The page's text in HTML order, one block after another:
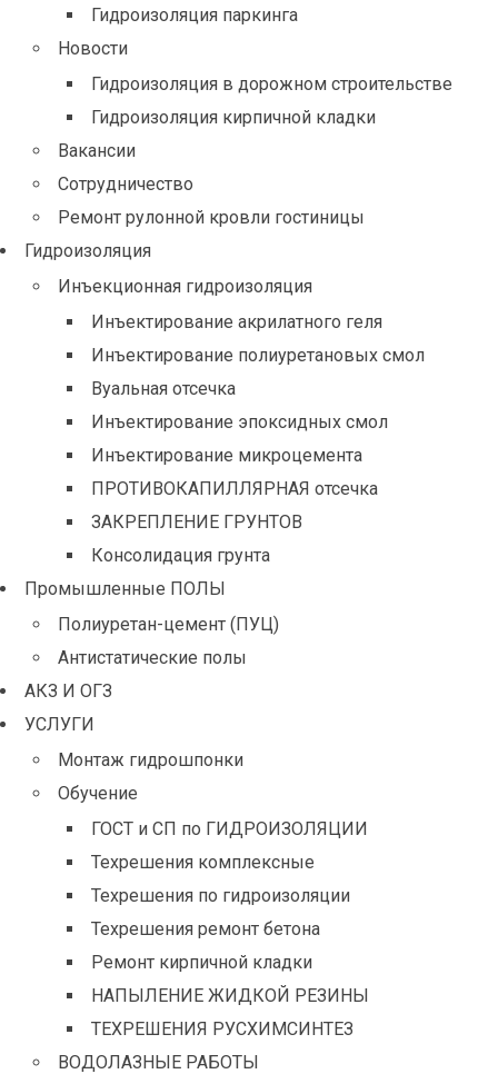
Гидроизоляция паркинга
Новости
Гидроизоляция в дорожном строительстве
Гидроизоляция кирпичной кладки
Вакансии
Сотрудничество
Ремонт рулонной кровли гостиницы
Гидроизоляция
Инъекционная гидроизоляция
Инъектирование акрилатного геля
Инъектирование полиуретановых смол
Вуальная отсечка
Инъектирование эпоксидных смол
Инъектирование микроцемента
ПРОТИВОКАПИЛЛЯРНАЯ отсечка
ЗАКРЕПЛЕНИЕ ГРУНТОВ
Консолидация грунта
Промышленные ПОЛЫ
Полиуретан-цемент (ПУЦ)
Антистатические полы
АКЗ И ОГЗ
УСЛУГИ
Монтаж гидрошпонки
Обучение
ГОСТ и СП по ГИДРОИЗОЛЯЦИИ
Техрешения комплексные
Техрешения по гидроизоляции
Техрешения ремонт бетона
Ремонт кирпичной кладки
НАПЫЛЕНИЕ ЖИДКОЙ РЕЗИНЫ
ТЕХРЕШЕНИЯ РУСХИМСИНТЕЗ
ВОДОЛАЗНЫЕ РАБОТЫ